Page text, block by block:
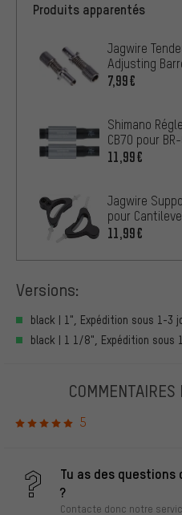
Produits apparentés
Jagwire
Adjusting
7,99€
Shimano
CB70 pour
11,99€
Jagwire
pour
11,99€
Versions:
black | 1", Expédition sous 1-3
black | 1 1/8", Expédition sous
5
Tu as des
?
Contacte donc notre